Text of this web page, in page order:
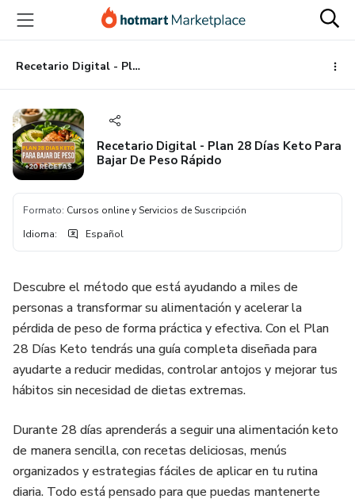
principal
página
de
página
Recetario Digital - Plan 28 Días Keto Para Bajar De Peso Rápido
Recetario Digital - Plan 28 Días Keto Para
Bajar De Peso Rápido
Formato: Cursos online y Servicios de Suscripción
Idioma: Español
Descubre el método que está ayudando a miles de
personas a transformar su alimentación y acelerar la
pérdida de peso de forma práctica y efectiva. Con el Plan
28 Días Keto tendrás una guía completa diseñada para
ayudarte a reducir medidas, controlar antojos y mejorar tus
hábitos sin necesidad de dietas extremas.
Durante 28 días aprenderás a seguir una alimentación keto
de manera sencilla, con recetas deliciosas, menús
organizados y estrategias fáciles de aplicar en tu rutina
diaria. Todo está pensado para que puedas mantenerte